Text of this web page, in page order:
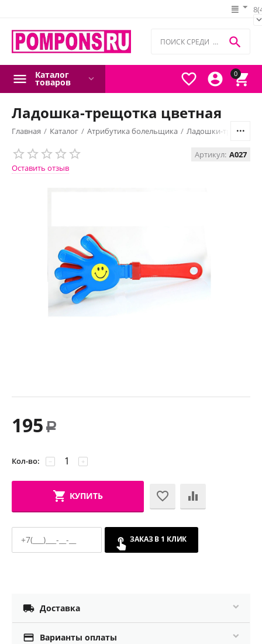
0




Каталог
товаров
Ладошка-трещотка цветная
Главная / Каталог / Атрибутика болельщика / Ладошки-трещотки
Оставить отзыв
Артикул: A027
195 Р
Кол-во: +
−
КУПИТЬ
ЗАКАЗ В 1 КЛИК
 Доставка
 Варианты оплаты